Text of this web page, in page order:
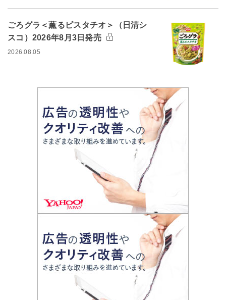
ごろグラ＜薫るピスタチオ＞（日清シ
スコ）2026年8月3日発売
2026.08.05